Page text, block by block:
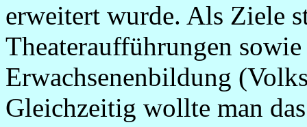
erweitert wurde. Als Ziele
Theateraufführungen
Erwachsenenbildung
Gleichzeitig wollte man